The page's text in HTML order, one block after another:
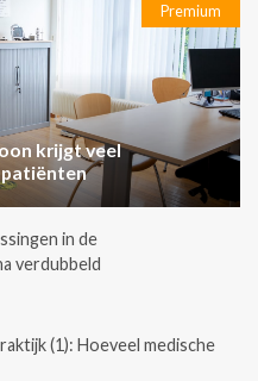
Premium
krijgt veel
patiënten
in de
verdubbeld
(1): Hoeveel medische